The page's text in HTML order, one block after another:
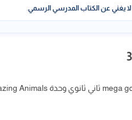
لا يغني عن الكتاب المدرسي الرسمي.